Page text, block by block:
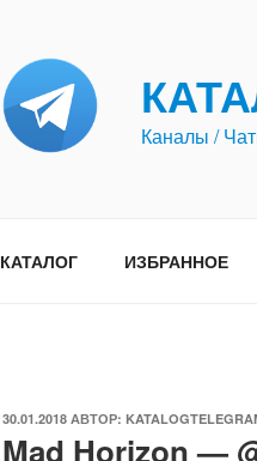
Каналы /
КАТАЛОГ ИЗБРАННОЕ
ОПУБЛИКОВАНО
30.01.2018 АВТОР:
Mad Horizon —